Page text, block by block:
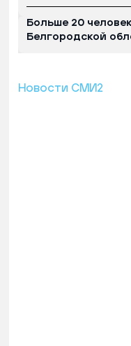
Больше 20
Белгородской
Новости СМИ2